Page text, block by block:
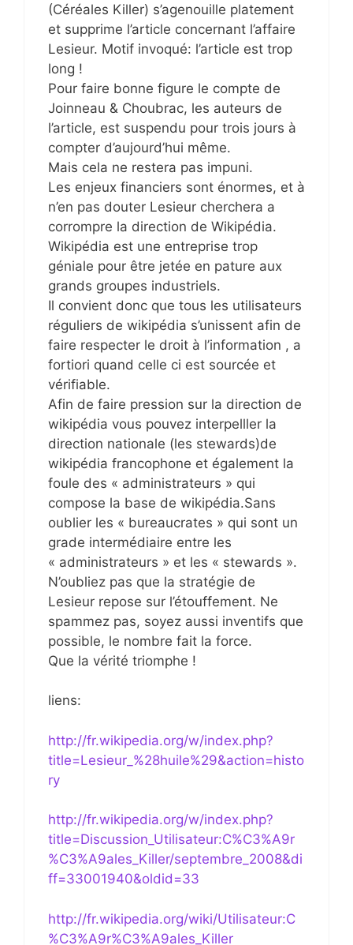
(Céréales Killer) s’agenouille platement
et supprime l’article concernant l’affaire
Lesieur. Motif invoqué: l’article est trop
long !
Pour faire bonne figure le compte de
Joinneau & Choubrac, les auteurs de
l’article, est suspendu pour trois jours à
compter d’aujourd’hui même.
Mais cela ne restera pas impuni.
Les enjeux financiers sont énormes, et à
n’en pas douter Lesieur cherchera a
corrompre la direction de Wikipédia.
Wikipédia est une entreprise trop
géniale pour être jetée en pature aux
grands groupes industriels.
Il convient donc que tous les utilisateurs
réguliers de wikipédia s’unissent afin de
faire respecter le droit à l’information , a
fortiori quand celle ci est sourcée et
vérifiable.
Afin de faire pression sur la direction de
wikipédia vous pouvez interpelller la
direction nationale (les stewards)de
wikipédia francophone et également la
foule des « administrateurs » qui
compose la base de wikipédia.Sans
oublier les « bureaucrates » qui sont un
grade intermédiaire entre les
« administrateurs » et les « stewards ».
N’oubliez pas que la stratégie de
Lesieur repose sur l’étouffement. Ne
spammez pas, soyez aussi inventifs que
possible, le nombre fait la force.
Que la vérité triomphe !
liens:
http://fr.wikipedia.org/w/index.php?
title=Lesieur_%28huile%29&action=histo
ry
http://fr.wikipedia.org/w/index.php?
title=Discussion_Utilisateur:C%C3%A9r
%C3%A9ales_Killer/septembre_2008&di
ff=33001940&oldid=33
http://fr.wikipedia.org/wiki/Utilisateur:C
%C3%A9r%C3%A9ales_Killer